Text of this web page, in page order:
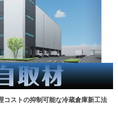
コストの抑制可能な冷蔵倉庫新工法